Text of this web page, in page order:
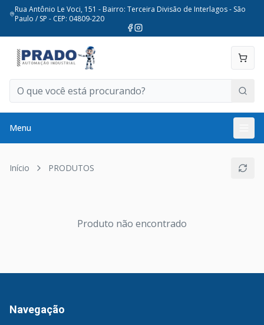
Rua Antônio Le Voci, 151 - Bairro: Terceira Divisão de Interlagos - São
Paulo / SP - CEP: 04809-220
Menu
Início PRODUTOS
Produto não encontrado
Navegação